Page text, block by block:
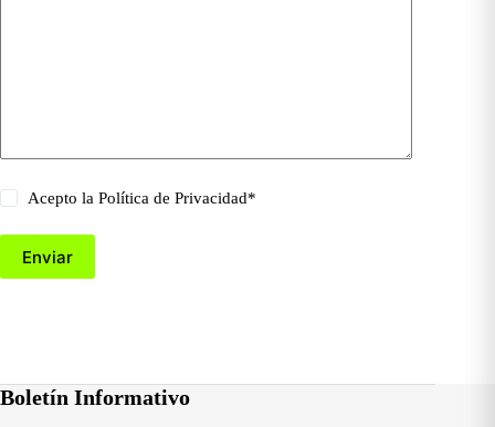
Acepto laPolítica de Privacidad*
Enviar
Boletín Informativo